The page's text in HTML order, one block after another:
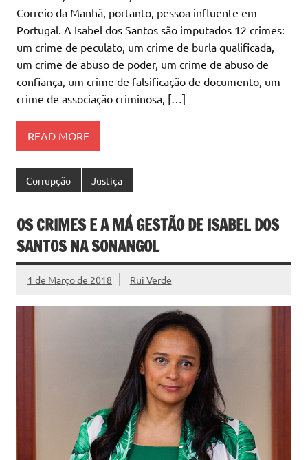
Correio da Manhã, portanto, pessoa influente em
Portugal. A Isabel dos Santos são imputados 12 crimes:
um crime de peculato, um crime de burla qualificada,
um crime de abuso de poder, um crime de abuso de
confiança, um crime de falsificação de documento, um
crime de associação criminosa, […]
READ MORE
Corrupção Justiça
OS CRIMES E A MÁ GESTÃO DE ISABEL DOS
SANTOS NA SONANGOL
1 de Março de 2018 Rui Verde